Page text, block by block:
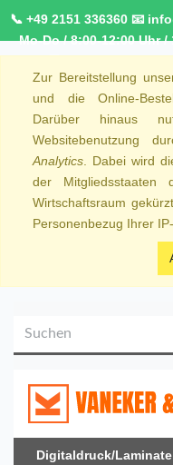
📞 +49 2151 336360 📧
Mo-Do / 8:00-12:00 Uhr
NRW 🚛
Zur Bereitstellung
und die Online-
Darüber hinaus
Websitebenutzung
Analytics . Dabei wird
der Mitgliedsstaaten
Wirtschaftsraum
Personenbezug Ihrer
Digitaldruck/Laminate